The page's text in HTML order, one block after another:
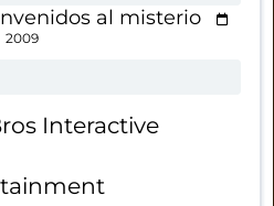
al misterio
2009
Interactive